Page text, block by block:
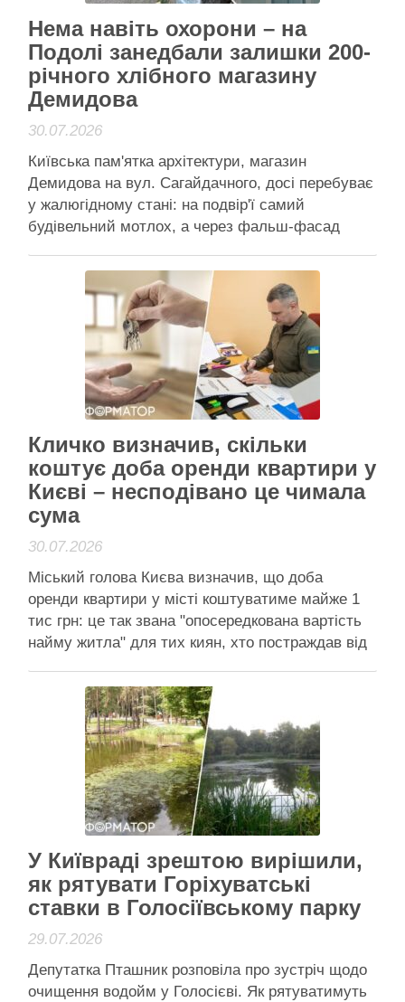
Нема навіть охорони – на
Подолі занедбали залишки 200-
річного хлібного магазину
Демидова
30.07.2026
Київська пам'ятка архітектури, магазин
Демидова на вул. Сагайдачного, досі перебуває
у жалюгідному стані: на подвір'ї самий
будівельний мотлох, а через фальш-фасад
матерію фальш-фасаду просвічує небо
Київська пам’ятка архітектури, магазин
Демидова на вул. Сагайдачного, якому
виповнилося 200 років, досі перебуває у
жалюгідному стані. Історична будівля, …
Читати даліАктивісти району
Кличко визначив, скільки
коштує доба оренди квартири у
Києві – несподівано це чимала
сума
30.07.2026
Міський голова Києва визначив, що доба
оренди квартири у місті коштуватиме майже 1
тис грн: це так звана "опосередкована вартість
найму житла" для тих киян, хто постраждав від
опосередкованої вартості найму житла на рівні
947,34 грн Міський голова Києва визначив, що
доба оренди квартири у місті …
Читати далі
Активісти району
У Київраді зрештою вирішили,
як рятувати Горіхуватські
ставки в Голосіївському парку
29.07.2026
Депутатка Пташник розповіла про зустріч щодо
очищення водойм у Голосієві. Як рятуватимуть